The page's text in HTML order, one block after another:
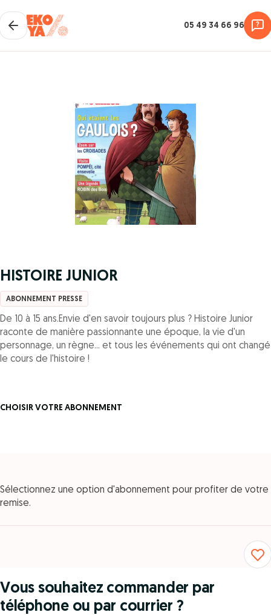
05 49 34 66 96
HISTOIRE JUNIOR
ABONNEMENT PRESSE
De 10 à 15 ans.Envie d'en savoir toujours plus ? Histoire Junior
raconte de manière passionnante une époque, la vie d'un
personnage, un règne... et tous les événements qui ont changé
le cours de l'histoire !
CHOISIR VOTRE ABONNEMENT
Sélectionnez une option d'abonnement pour profiter de votre
remise.
Vous souhaitez commander par
téléphone ou par courrier ?